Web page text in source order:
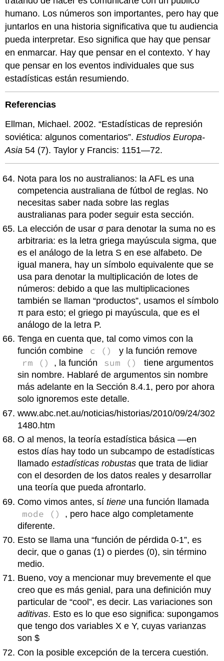
humano. Los números son importantes, pero hay que
juntarlos en una historia significativa que tu audiencia
pueda interpretar. Eso significa que hay que pensar
en enmarcar. Hay que pensar en el contexto. Y hay
que pensar en los eventos individuales que sus
estadísticas están resumiendo.
Referencias
Ellman, Michael. 2002. “Estadísticas de represión
soviética: algunos comentarios”.Estudios Europa-
Asia 54 (7). Taylor y Francis: 1151—72.
Nota para los no australianos: la AFL es una
competencia australiana de fútbol de reglas. No
necesitas saber nada sobre las reglas
australianas para poder seguir esta sección.
La elección de usar σ para denotar la suma no es
arbitraria: es la letra griega mayúscula sigma, que
es el análogo de la letra S en ese alfabeto. De
igual manera, hay un símbolo equivalente que se
usa para denotar la multiplicación de lotes de
números: debido a que las multiplicaciones
también se llaman “productos”, usamos el símbolo
π para esto; el griego pi mayúscula, que es el
análogo de la letra P.
Tenga en cuenta que, tal como vimos con la
función combine
c () y la función remove
rm () , la función sum ()
tiene argumentos
sin nombre. Hablaré de argumentos sin nombre
más adelante en la Sección 8.4.1, pero por ahora
solo ignoremos este detalle.
www.abc.net.au/noticias/historias/2010/09/24/302
1480.htm
O al menos, la teoría estadística básica —en
estos días hay todo un subcampo de estadísticas
llamadoestadísticas robustas que trata de lidiar
con el desorden de los datos reales y desarrollar
una teoría que pueda afrontarlo.
Como vimos antes, sítiene una función llamada
mode ()
, pero hace algo completamente
diferente.
Esto se llama una “función de pérdida 0-1”, es
decir, que o ganas (1) o pierdes (0), sin término
medio.
Bueno, voy a mencionar muy brevemente el que
creo que es más genial, para una definición muy
particular de “cool”, es decir. Las variaciones son
aditivas. Esto es lo que eso significa: supongamos
que tengo dos variables X e Y, cuyas varianzas
son $
Con la posible excepción de la tercera cuestión.